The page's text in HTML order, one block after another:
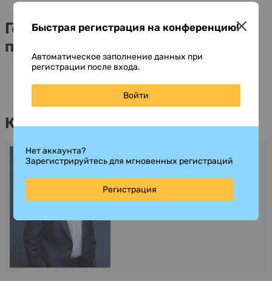
Генеральные информационные
партнеры
Контакты
+7 (812) 509-47-17 *141
kanr@preqveca.me
Быстрая регистрация на конференцию!
Автоматическое заполнение данных при
регистрации после входа.
Войти
Нет аккаунта?
Зарегистрируйтесь для мгновенных регистраций
Регистрация